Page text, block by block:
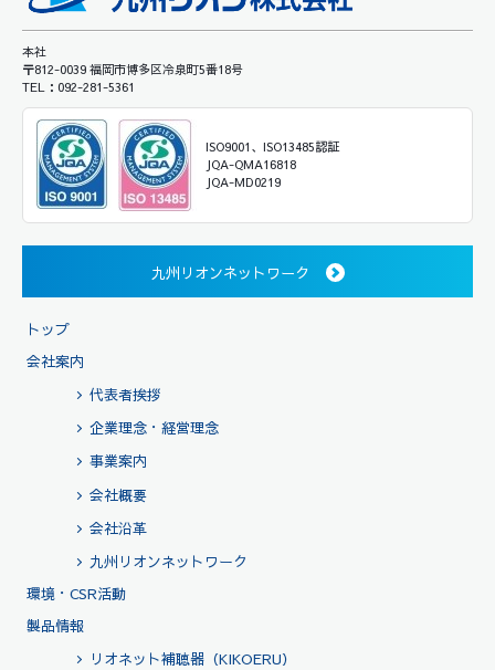
本社
〒812-0039 福岡市博多区冷泉町5番18号
TEL：092-281-5361
ISO9001、ISO13485認証
JQA-QMA16818
JQA-MD0219
九州リオンネットワーク
トップ
会社案内
代表者挨拶
企業理念・経営理念
事業案内
会社概要
会社沿革
九州リオンネットワーク
環境・CSR活動
製品情報
リオネット補聴器（KIKOERU）